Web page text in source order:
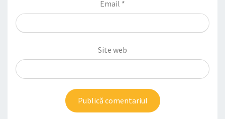
Email *
Site web